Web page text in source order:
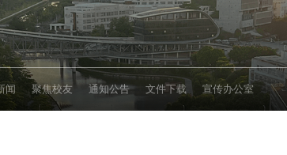
闻 聚焦校友 通知公告 文件下载 宣传办公室